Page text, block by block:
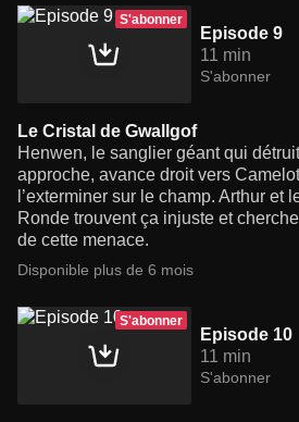
S'abonner
Episode 9
11 min
S'abonner
Le Cristal de Gwallgof
Henwen, le sanglier géant qui
approche, avance droit vers
l’exterminer sur le champ. Arthur et
Ronde trouvent ça injuste et
de cette menace.
Disponible plus de 6 mois
S'abonner
Episode 10
11 min
S'abonner